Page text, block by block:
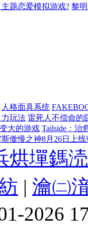
题恋爱模拟游戏? 黎
人格面具系统
玩法 雷死人不偿命的
大的游戏 Tailside：治
斯傲慢之神8月26日上线
烘墠鎷
| 瀹㈡
2026